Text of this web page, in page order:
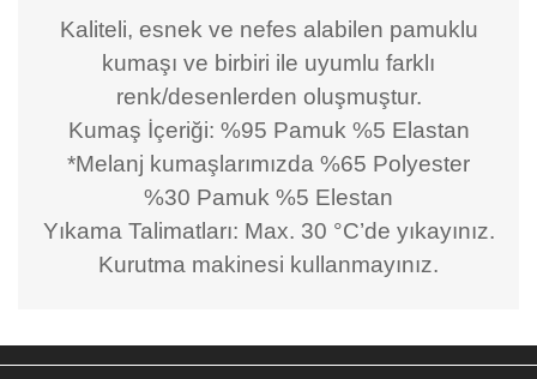
Kaliteli, esnek ve nefes alabilen pamuklu
kumaşı ve birbiri ile uyumlu farklı
renk/desenlerden oluşmuştur.
Kumaş İçeriği: %95 Pamuk %5 Elastan
*Melanj kumaşlarımızda %65 Polyester
%30 Pamuk %5 Elestan
Yıkama Talimatları: Max. 30 °C’de yıkayınız.
Kurutma makinesi kullanmayınız.
Bu ürünün fiyat bilgisi, resim, ürün açıklamalarında ve diğer
konularda yetersiz gördüğünüz noktaları öneri formunu